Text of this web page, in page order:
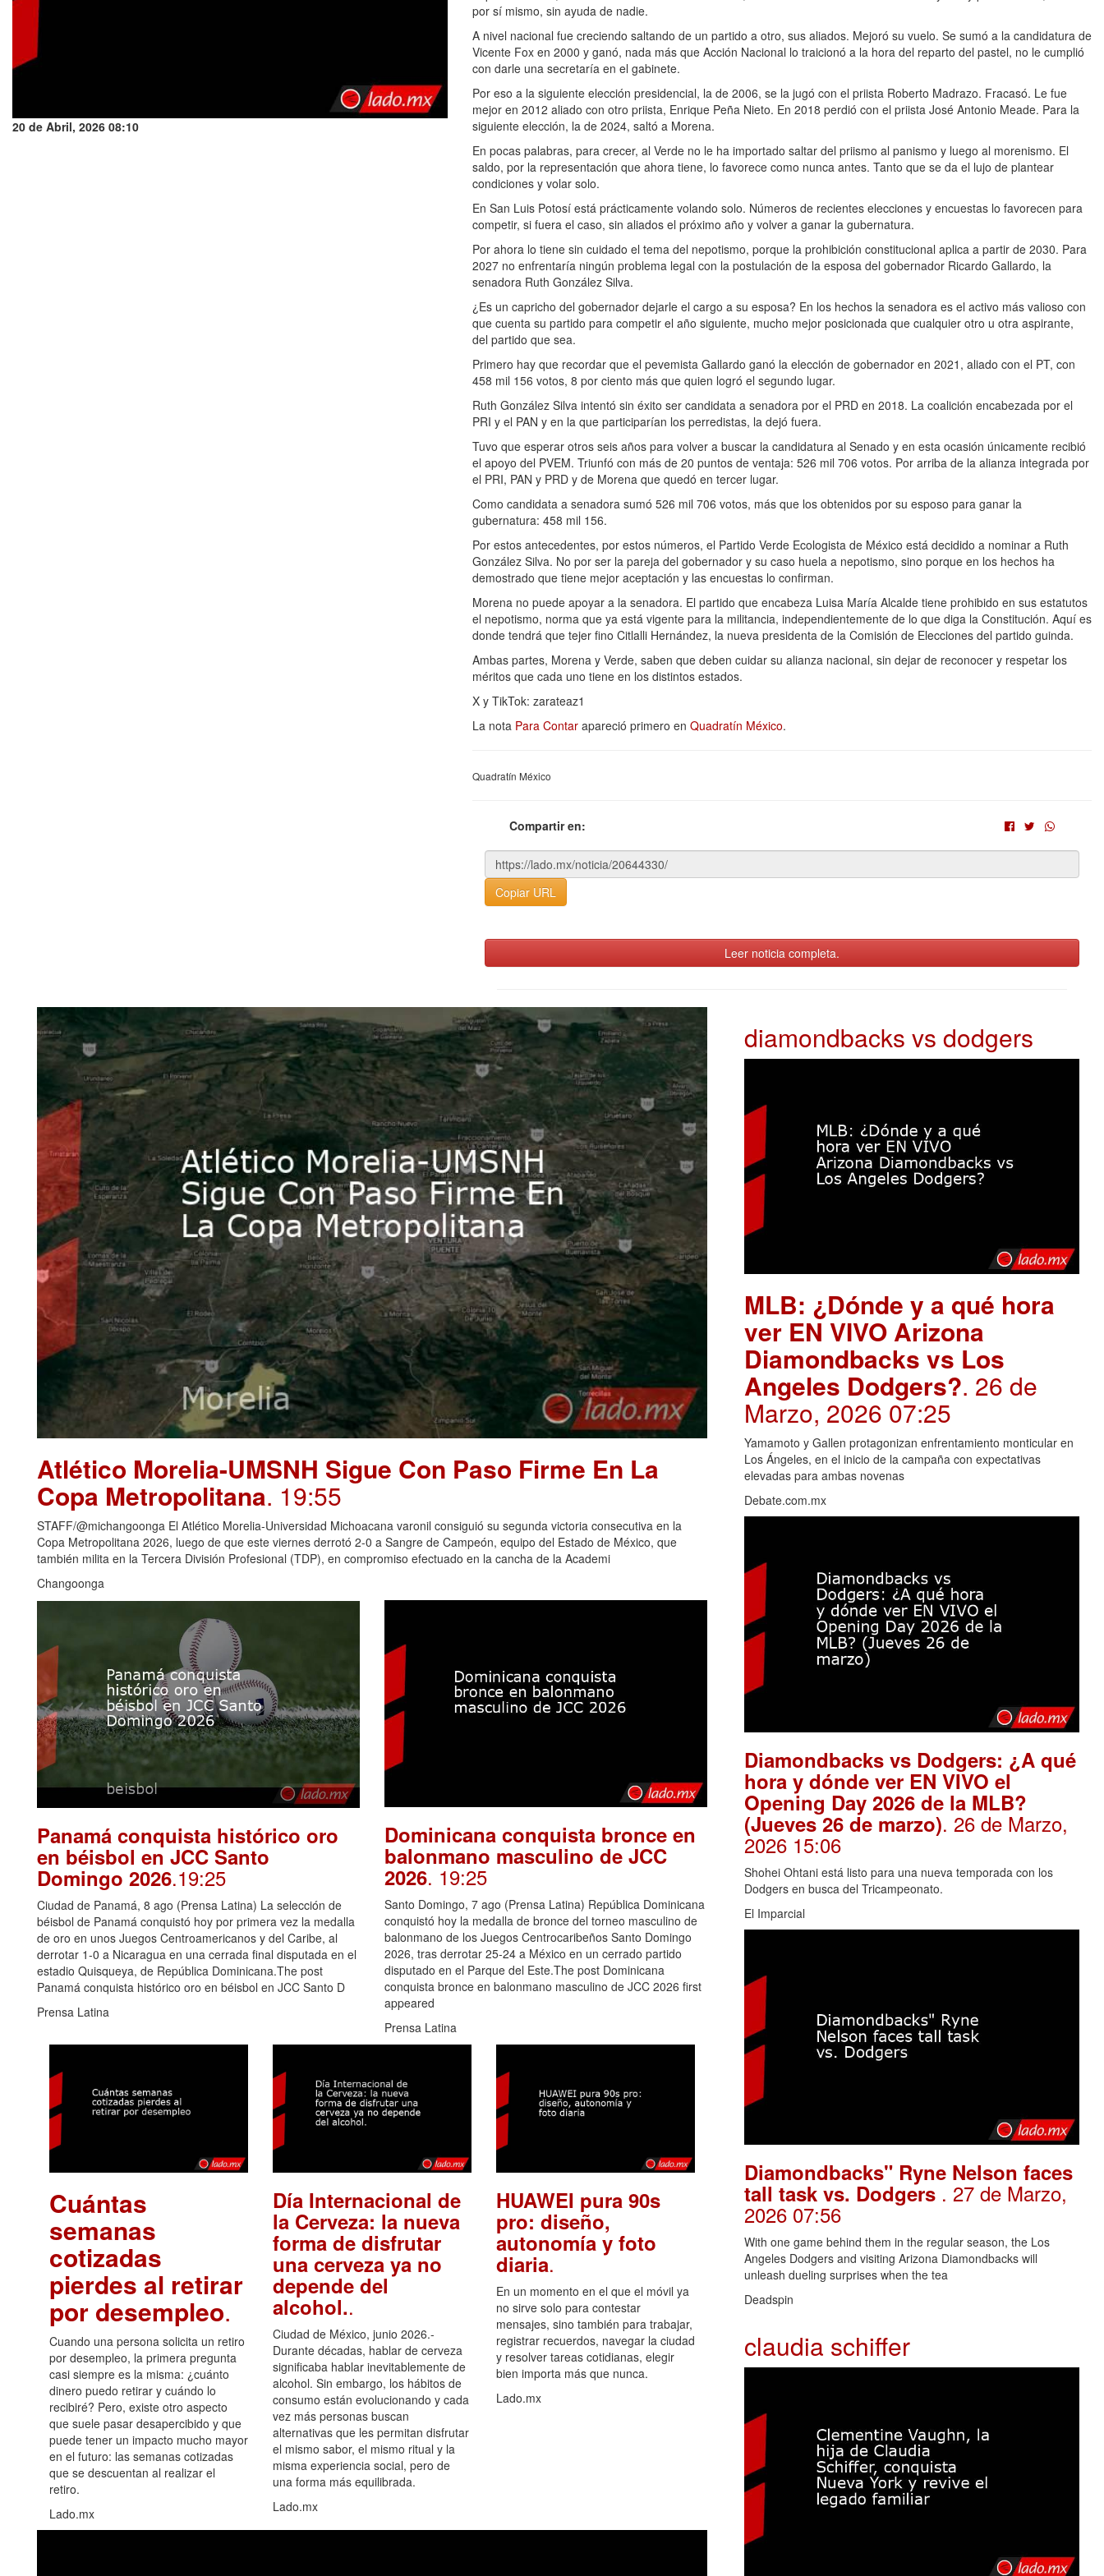
20 de Abril, 2026 08:10
por sí mismo, sin ayuda de nadie.
A nivel nacional fue creciendo saltando de un partido a otro, sus aliados. Mejoró su vuelo. Se sumó a la candidatura de
Vicente Fox en 2000 y ganó, nada más que Acción Nacional lo traicionó a la hora del reparto del pastel, no le cumplió
con darle una secretaría en el gabinete.
Por eso a la siguiente elección presidencial, la de 2006, se la jugó con el priista Roberto Madrazo. Fracasó. Le fue
mejor en 2012 aliado con otro priista, Enrique Peña Nieto. En 2018 perdió con el priista José Antonio Meade. Para la
siguiente elección, la de 2024, saltó a Morena.
En pocas palabras, para crecer, al Verde no le ha importado saltar del priismo al panismo y luego al morenismo. El
saldo, por la representación que ahora tiene, lo favorece como nunca antes. Tanto que se da el lujo de plantear
condiciones y volar solo.
En San Luis Potosí está prácticamente volando solo. Números de recientes elecciones y encuestas lo favorecen para
competir, si fuera el caso, sin aliados el próximo año y volver a ganar la gubernatura.
Por ahora lo tiene sin cuidado el tema del nepotismo, porque la prohibición constitucional aplica a partir de 2030. Para
2027 no enfrentaría ningún problema legal con la postulación de la esposa del gobernador Ricardo Gallardo, la
senadora Ruth González Silva.
¿Es un capricho del gobernador dejarle el cargo a su esposa? En los hechos la senadora es el activo más valioso con
que cuenta su partido para competir el año siguiente, mucho mejor posicionada que cualquier otro u otra aspirante,
del partido que sea.
Primero hay que recordar que el pevemista Gallardo ganó la elección de gobernador en 2021, aliado con el PT, con
458 mil 156 votos, 8 por ciento más que quien logró el segundo lugar.
Ruth González Silva intentó sin éxito ser candidata a senadora por el PRD en 2018. La coalición encabezada por el
PRI y el PAN y en la que participarían los perredistas, la dejó fuera.
Tuvo que esperar otros seis años para volver a buscar la candidatura al Senado y en esta ocasión únicamente recibió
el apoyo del PVEM. Triunfó con más de 20 puntos de ventaja: 526 mil 706 votos. Por arriba de la alianza integrada por
el PRI, PAN y PRD y de Morena que quedó en tercer lugar.
Como candidata a senadora sumó 526 mil 706 votos, más que los obtenidos por su esposo para ganar la
gubernatura: 458 mil 156.
Por estos antecedentes, por estos números, el Partido Verde Ecologista de México está decidido a nominar a Ruth
González Silva. No por ser la pareja del gobernador y su caso huela a nepotismo, sino porque en los hechos ha
demostrado que tiene mejor aceptación y las encuestas lo confirman.
Morena no puede apoyar a la senadora. El partido que encabeza Luisa María Alcalde tiene prohibido en sus estatutos
el nepotismo, norma que ya está vigente para la militancia, independientemente de lo que diga la Constitución. Aquí es
donde tendrá que tejer fino Citlalli Hernández, la nueva presidenta de la Comisión de Elecciones del partido guinda.
Ambas partes, Morena y Verde, saben que deben cuidar su alianza nacional, sin dejar de reconocer y respetar los
méritos que cada uno tiene en los distintos estados.
X y TikTok: zarateaz1
La nota Para Contar apareció primero en Quadratín México.
Quadratín México
Compartir en:
Copiar URL
Leer noticia completa.
Atlético Morelia-UMSNH Sigue Con Paso Firme En La
Copa Metropolitana. 19:55
STAFF/@michangoonga El Atlético Morelia-Universidad Michoacana varonil consiguió su segunda victoria consecutiva en la
Copa Metropolitana 2026, luego de que este viernes derrotó 2-0 a Sangre de Campeón, equipo del Estado de México, que
también milita en la Tercera División Profesional (TDP), en compromiso efectuado en la cancha de la Academi
Changoonga
Panamá conquista histórico oro
en béisbol en JCC Santo
Domingo 2026.19:25
Ciudad de Panamá, 8 ago (Prensa Latina) La selección de
béisbol de Panamá conquistó hoy por primera vez la medalla
de oro en unos Juegos Centroamericanos y del Caribe, al
derrotar 1-0 a Nicaragua en una cerrada final disputada en el
estadio Quisqueya, de República Dominicana.The post
Panamá conquista histórico oro en béisbol en JCC Santo D
Prensa Latina
Dominicana conquista bronce en
balonmano masculino de JCC
2026. 19:25
Santo Domingo, 7 ago (Prensa Latina) República Dominicana
conquistó hoy la medalla de bronce del torneo masculino de
balonmano de los Juegos Centrocaribeños Santo Domingo
2026, tras derrotar 25-24 a México en un cerrado partido
disputado en el Parque del Este.The post Dominicana
conquista bronce en balonmano masculino de JCC 2026 first
appeared
Prensa Latina
Cuántas
semanas
cotizadas
pierdes al retirar
por desempleo.
Cuando una persona solicita un retiro
por desempleo, la primera pregunta
casi siempre es la misma: ¿cuánto
dinero puedo retirar y cuándo lo
recibiré? Pero, existe otro aspecto
que suele pasar desapercibido y que
puede tener un impacto mucho mayor
en el futuro: las semanas cotizadas
que se descuentan al realizar el
retiro.
Lado.mx
Día Internacional de
la Cerveza: la nueva
forma de disfrutar
una cerveza ya no
depende del
alcohol..
Ciudad de México, junio 2026.-
Durante décadas, hablar de cerveza
significaba hablar inevitablemente de
alcohol. Sin embargo, los hábitos de
consumo están evolucionando y cada
vez más personas buscan
alternativas que les permitan disfrutar
el mismo sabor, el mismo ritual y la
misma experiencia social, pero de
una forma más equilibrada.
Lado.mx
HUAWEI pura 90s
pro: diseño,
autonomía y foto
diaria.
En un momento en el que el móvil ya
no sirve solo para contestar
mensajes, sino también para trabajar,
registrar recuerdos, navegar la ciudad
y resolver tareas cotidianas, elegir
bien importa más que nunca.
Lado.mx
diamondbacks vs dodgers
MLB: ¿Dónde y a qué hora
ver EN VIVO Arizona
Diamondbacks vs Los
Angeles Dodgers?. 26 de
Marzo, 2026 07:25
Yamamoto y Gallen protagonizan enfrentamiento monticular en
Los Ángeles, en el inicio de la campaña con expectativas
elevadas para ambas novenas
Debate.com.mx
Diamondbacks vs Dodgers: ¿A qué
hora y dónde ver EN VIVO el
Opening Day 2026 de la MLB?
(Jueves 26 de marzo). 26 de Marzo,
2026 15:06
Shohei Ohtani está listo para una nueva temporada con los
Dodgers en busca del Tricampeonato.
El Imparcial
Diamondbacks" Ryne Nelson faces
tall task vs. Dodgers . 27 de Marzo,
2026 07:56
With one game behind them in the regular season, the Los
Angeles Dodgers and visiting Arizona Diamondbacks will
unleash dueling surprises when the tea
Deadspin
claudia schiffer